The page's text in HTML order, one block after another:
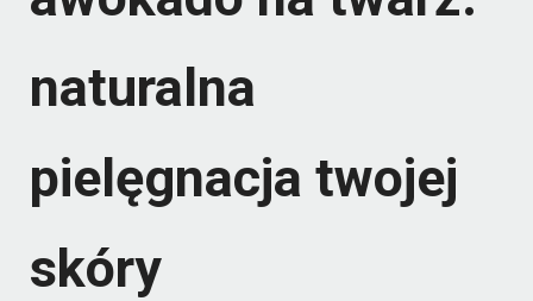
naturalna
pielęgnacja twojej
skóry